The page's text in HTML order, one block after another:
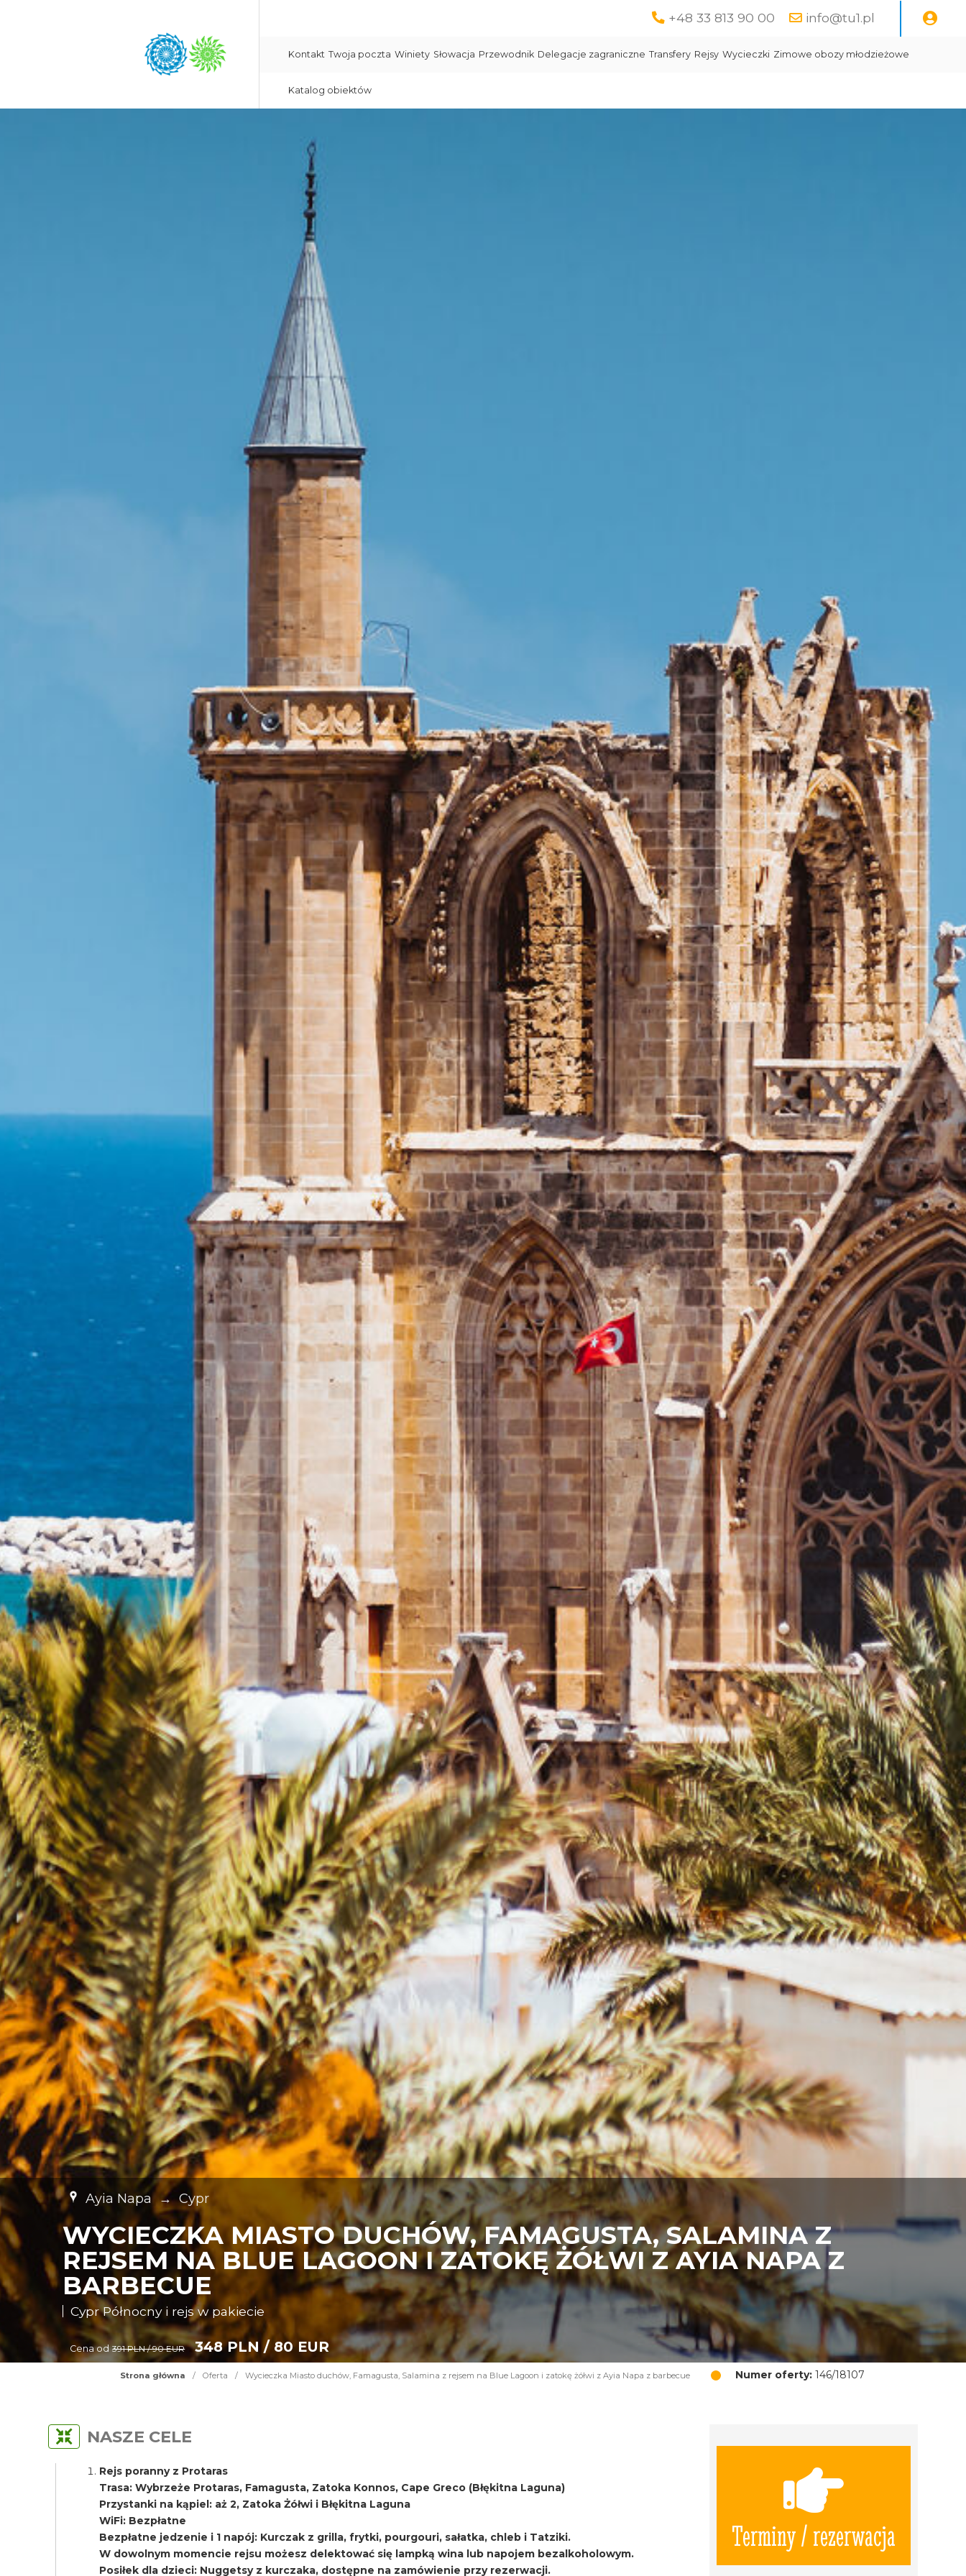
+48 33 813 90 00 info@tu1.pl
Kontakt Twoja poczta Winiety Słowacja Przewodnik Delegacje zagraniczne Transfery Rejsy Wycieczki Zimowe obozy młodzieżowe
Katalog obiektów
Ayia Napa → Cypr
WYCIECZKA MIASTO DUCHÓW, FAMAGUSTA, SALAMINA Z
REJSEM NA BLUE LAGOON I ZATOKĘ ŻÓŁWI Z AYIA NAPA Z
BARBECUE
Cypr Północny i rejs w pakiecie
Cena od 391 PLN / 90 EUR 348 PLN / 80 EUR
Strona główna / Oferta / Wycieczka Miasto duchów, Famagusta, Salamina z rejsem na Blue Lagoon i zatokę żółwi z Ayia Napa z barbecue Numer oferty:146/18107
Terminy / rezerwacja
NASZE CELE
Rejs poranny z Protaras
Trasa: Wybrzeże Protaras, Famagusta, Zatoka Konnos, Cape Greco (Błękitna Laguna)
Przystanki na kąpiel: aż 2, Zatoka Żółwi i Błękitna Laguna
WiFi: Bezpłatne
Bezpłatne jedzenie i 1 napój: Kurczak z grilla, frytki, pourgouri, sałatka, chleb i Tatziki.
W dowolnym momencie rejsu możesz delektować się lampką wina lub napojem bezalkoholowym.
Posiłek dla dzieci: Nuggetsy z kurczaka, dostępne na zamówienie przy rezerwacji.